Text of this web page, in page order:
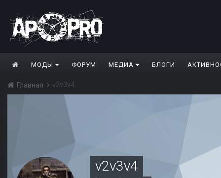
МОДЫ ФОРУМ МЕДИА БЛОГИ
Главная v2v3v4
v2v3v4